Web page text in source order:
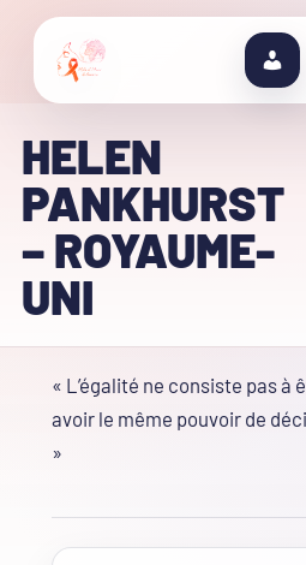
HELEN
PANKHURST
– ROYAUME-
UNI
« L’égalité ne consiste pas à
avoir le même pouvoir de
»